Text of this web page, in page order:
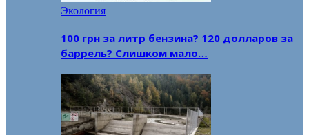
Экология
100 грн за литр бензина? 120 долларов за
баррель? Слишком мало…